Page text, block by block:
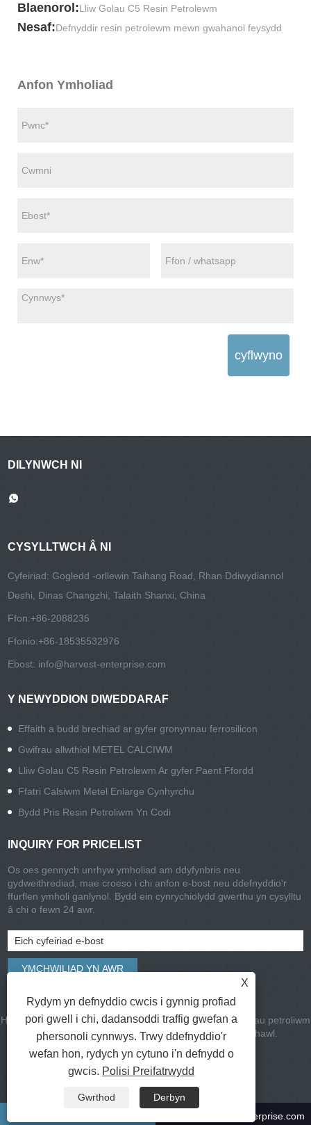
Blaenorol:Lliw Golau C5 Resin Petrolewm
Nesaf:Defnyddir resin petrolewm mewn gwahanol feysydd
Anfon Ymholiad
cyflwyno
DILYNWCH NI
CYSYLLTWCH Â NI
Cyfeiriad: Gogledd -orllewin Taihang Road, Rhan Ddiwydiannol
Deshi, Dinas Changzhi, Talaith Shanxi, China
Ffon:+86-2088235
Ffonio:+86-18535532976
Ebost: info@harvest-enterprise.com
Y NEWYDDION DIWEDDARAF
Effaith a budd brechiad ar gyfer gronynnau ferrosilicon
Gwifrau allwthiol METEL CALCIWM
Lliw Golau C5 Resin Petrolewm Ar gyfer Paent Ffordd
Ffatri Calsiwm Metel Enlarge Cynhyrchu
Bydd Pris Resin Petroliwm Yn Codi
INQUIRY FOR PRICELIST
Os oes gennych unrhyw ymholiad am ddyfynbris neu
gydweithrediad, mae croeso i chi anfon e-bost neu ddefnyddio'r
ffurflen ymholi ganlynol. Bydd ein cynrychiolydd gwerthu yn cysylltu
â chi o fewn 24 awr.
Hawlfraint © 2022 Jinlida Metal Materials Co., Ltd. - Resinau petroliwm
di -staen, ester rosin, gleiniau gwydr - Cedwir pob hawl.
Cysylltiadau|Sitemap|RSS|XML
Privacy Policy
X
Rydym yn defnyddio cwcis i gynnig profiad
pori gwell i chi, dadansoddi traffig gwefan a
phersonoli cynnwys. Trwy ddefnyddio'r
wefan hon, rydych yn cytuno i'n defnydd o
gwcis. Polisi Preifatrwydd
Gwrthod
Derbyn
info@harvest-enterprise.com